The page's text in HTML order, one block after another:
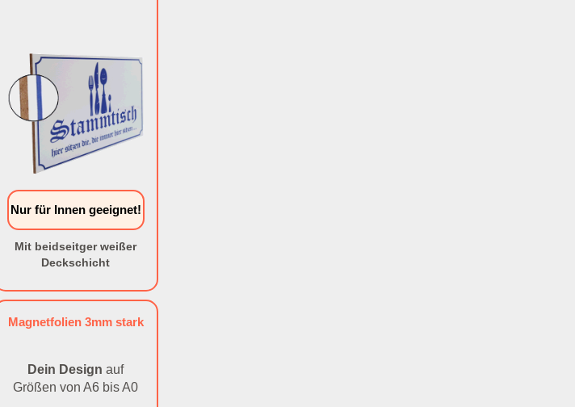
Nur für Innen geeignet!
Mit beidseitger weißer
Deckschicht
Magnetfolien 3mm stark
Dein Design auf
Größen von A6 bis A0